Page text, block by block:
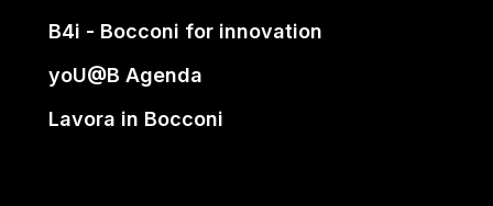
B4i - Bocconi for innovation
yoU@B Agenda
Lavora in Bocconi